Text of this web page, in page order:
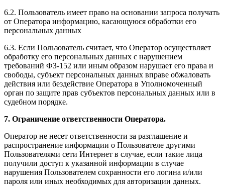
6.2. Пользователь имеет право на основании запроса получать
от Оператора информацию, касающуюся обработки его
персональных данных
6.3. Если Пользователь считает, что Оператор осуществляет
обработку его персональных данных с нарушением
требований ФЗ-152 или иным образом нарушает его права и
свободы, субъект персональных данных вправе обжаловать
действия или бездействие Оператора в Уполномоченный
орган по защите прав субъектов персональных данных или в
судебном порядке.
7. Ограничение ответственности Оператора.
Оператор не несет ответственности за разглашение и
распространение информации о Пользователе другими
Пользователями сети Интернет в случае, если такие лица
получили доступ к указанной информации в случае
нарушения Пользователем сохранности его логина и/или
пароля или иных необходимых для авторизации данных.